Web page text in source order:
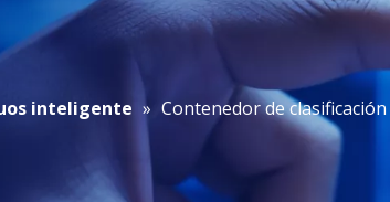
inteligente » Contenedor de